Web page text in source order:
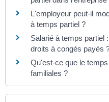
L'employeur peut-il
à temps partiel ?
Salarié à temps partiel
droits à congés payés
Qu'est-ce que le
familiales ?